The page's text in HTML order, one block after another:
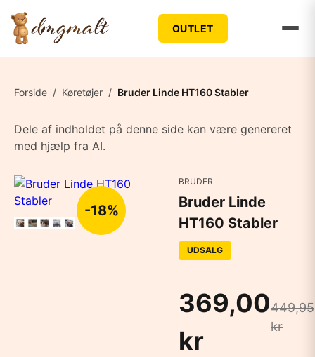
OUTLET
Forside / Køretøjer / Bruder Linde HT160 Stabler
Dele af indholdet på denne side kan være genereret
med hjælp fra AI.
-18%
BRUDER
Bruder Linde
HT160 Stabler
UDSALG
369,00
kr
449,95
kr